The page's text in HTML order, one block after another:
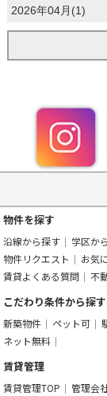
2026年04月(1)
物件を探す
沿線から探す 学区か
物件リクエスト
お気
賃貸よくある質問
不
こだわり条件から探す
新築物件 ペット可
ネット無料
賃貸管理
賃貸管理TOP 管理会